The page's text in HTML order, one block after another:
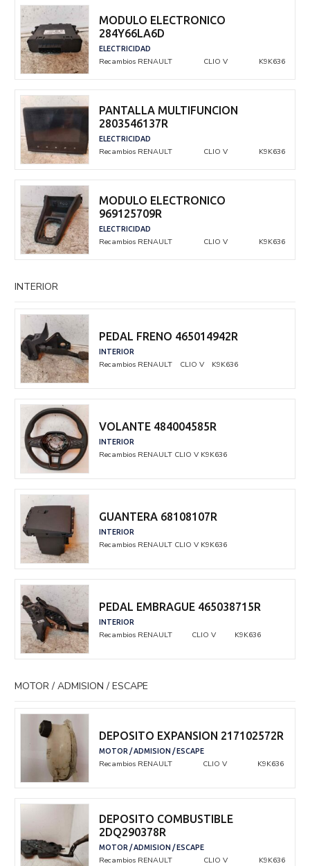
MODULO ELECTRONICO
284Y66LA6D
ELECTRICIDAD
Recambios RENAULT CLIO V K9K636
PANTALLA MULTIFUNCION
2803546137R
ELECTRICIDAD
Recambios RENAULT CLIO V K9K636
MODULO ELECTRONICO
969125709R
ELECTRICIDAD
Recambios RENAULT CLIO V K9K636
INTERIOR
PEDAL FRENO 465014942R
INTERIOR
Recambios RENAULT CLIO V K9K636
VOLANTE 484004585R
INTERIOR
Recambios RENAULT CLIO V K9K636
GUANTERA 68108107R
INTERIOR
Recambios RENAULT CLIO V K9K636
PEDAL EMBRAGUE 465038715R
INTERIOR
Recambios RENAULT CLIO V K9K636
MOTOR / ADMISION / ESCAPE
DEPOSITO EXPANSION 217102572R
MOTOR / ADMISION / ESCAPE
Recambios RENAULT CLIO V K9K636
DEPOSITO COMBUSTIBLE
2DQ290378R
MOTOR / ADMISION / ESCAPE
Recambios RENAULT CLIO V K9K636